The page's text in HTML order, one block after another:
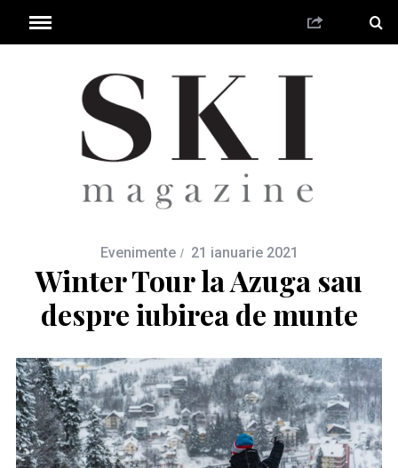
Evenimente 21 ianuarie 2021
Winter Tour la Azuga sau
despre iubirea de munte